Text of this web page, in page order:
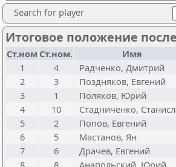
Search for player
Итоговое положение
Ст.ном Ст.ном. Имя
1
4 Радченко, Дмитрий
2
3 Поздняков, Евгений
3
1 Поляков, Юрий
4
10 Стадниченко,
5
2 Попов, Евгений
6
5 Мастанов, Ян
7
6 Драчев, Евгений
8
8 Анапольский, Юрий